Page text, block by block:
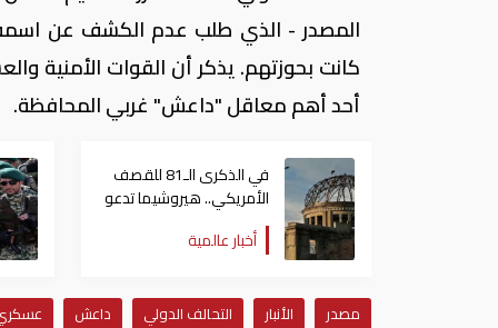
المصدر - الذي طلب عدم الكشف عن
كانت بحوزتهم. يذكر أن القوات الأمنية
أحد أهم معاقل "داعش" غربي المحافظة.
في الذكرى الـ81 للقصف
الأمريكي.. هيروشيما تدعو
العالم لإلغاء الأسلحة
النووية
أخبار عالمية
مصدر الأنبار التحالف الدولي داعش